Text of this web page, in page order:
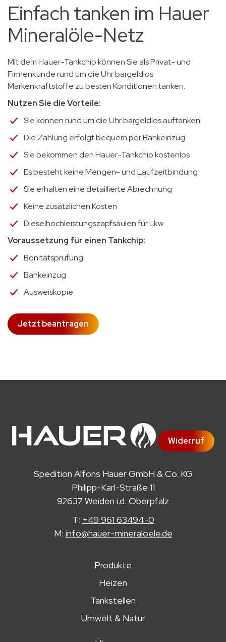
Einfach tanken im Hauer
Mineralöle-Netz
Mit dem Hauer-Tankchip können Sie als Privat- und
Firmenkunde rund um die Uhr bargeldlos
Markenkraftstoffe zu besten Konditionen tanken.
Nutzen Sie die Vorteile:
Sie können rund um die Uhr bargeldlos auftanken
Die Zahlung erfolgt bequem per Bankeinzug
Sie bekommen den Hauer-Tankchip kostenlos
Es besteht keine Mengen- und Laufzeitbindung
Sie erhalten eine detaillierte Abrechnung
Keine zusätzlichen Kosten
Dieselhochleistungszapfsäulen für Lkw
Voraussetzung für einen Tankchip:
Bonitätsprüfung
Bankeinzug
Ausweiskopie
Jetzt beantragen
Widerruf
Spedition Alfons Hauer GmbH & Co. KG
Philipp-Karl-Straße 11
92637 Weiden i.d. Oberpfalz
T: +49 961 63494-0
M: info@hauer-mineraloele.de
Produkte
Heizen
Tankstellen
Umwelt & Natur